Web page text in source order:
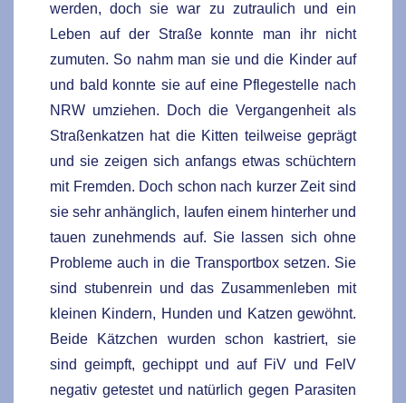
werden, doch sie war zu zutraulich und ein
Leben auf der Straße konnte man ihr nicht
zumuten. So nahm man sie und die Kinder auf
und bald konnte sie auf eine Pflegestelle nach
NRW umziehen. Doch die Vergangenheit als
Straßenkatzen hat die Kitten teilweise geprägt
und sie zeigen sich anfangs etwas schüchtern
mit Fremden. Doch schon nach kurzer Zeit sind
sie sehr anhänglich, laufen einem hinterher und
tauen zunehmends auf. Sie lassen sich ohne
Probleme auch in die Transportbox setzen. Sie
sind stubenrein und das Zusammenleben mit
kleinen Kindern, Hunden und Katzen gewöhnt.
Beide Kätzchen wurden schon kastriert, sie
sind geimpft, gechippt und auf FiV und FelV
negativ getestet und natürlich gegen Parasiten